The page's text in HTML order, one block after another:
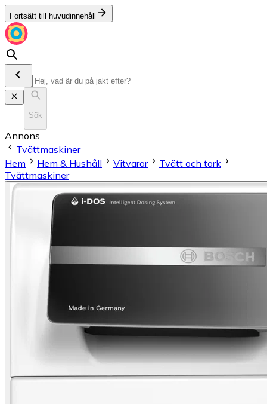
Fortsätt till huvudinnehåll
Sök
Annons
Tvättmaskiner
Hem
Hem & Hushåll Vitvaror
Tvätt och tork
Tvättmaskiner